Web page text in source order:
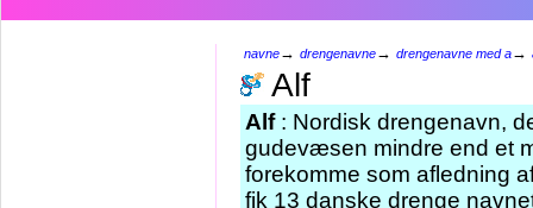
navne→ drengenavne→ drengenavne med a→
Alf
Alf: Nordisk drengenavn,
gudevæsen mindre end et
forekomme som afledning
fik 13 danske drenge